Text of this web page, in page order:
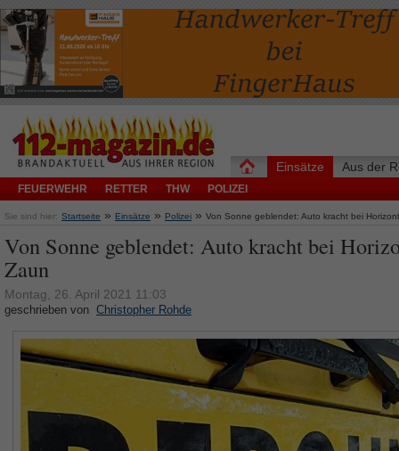
Einsätze
FEUERWEHR RETTER THW POLIZEI
Aus der
Sie sind hier: Startseite » Einsätze » Polizei » Von Sonne geblendet: Auto kracht bei
Von Sonne geblendet: Auto kracht bei
Zaun
Montag, 26. April 2021 11:03
geschrieben von Christopher Rohde